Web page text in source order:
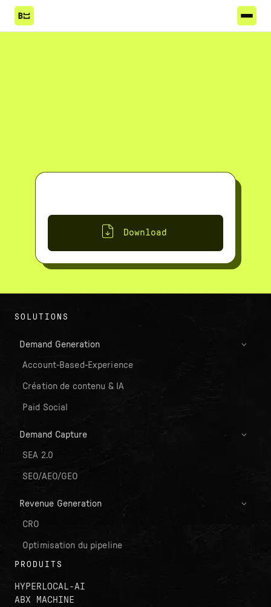
Download
SOLUTIONS
Demand Generation
Account-Based-Experience
Création de contenu & IA
Paid Social
Demand Capture
SEA 2.0
SEO/AEO/GEO
Revenue Generation
CRO
Optimisation du pipeline
PRODUITS
HYPERLOCAL-AI
ABX MACHINE